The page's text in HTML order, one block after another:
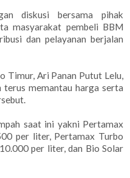
diskusi bersama pihak
masyarakat pembeli BBM
dan pelayanan berjalan
Timur, Ari Panan Putut Lelu,
terus memantau harga serta
saat ini yakni Pertamax
per liter, Pertamax Turbo
per liter, dan Bio Solar